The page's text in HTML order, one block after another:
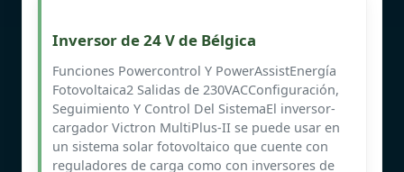
Inversor de 24 V de Bélgica
Funciones Powercontrol Y PowerAssistEnergía
Fotovoltaica2 Salidas de 230VACConfiguración,
Seguimiento Y Control Del SistemaEl inversor-
cargador Victron MultiPlus-II se puede usar en
un sistema solar fotovoltaico que cuente con
reguladores de carga como con inversores de